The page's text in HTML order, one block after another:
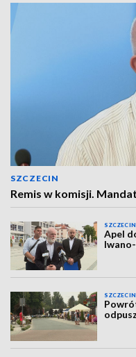
SZCZECIN
Remis w komisji.
SZCZECIN
Apel
SZCZECIN